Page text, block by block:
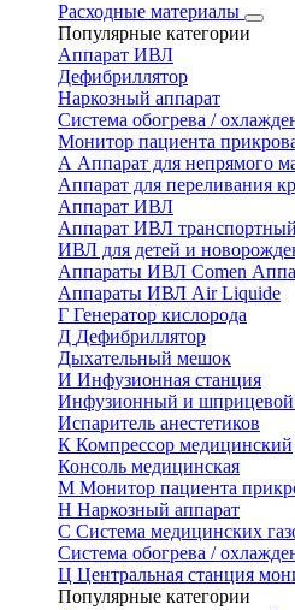
Расходные материалы
Популярные категории
Аппарат ИВЛ
Дефибриллятор
Наркозный аппарат
Система обогрева /
Монитор пациента
А Аппарат для непрямого
Аппарат для переливания
Аппарат ИВЛ
Аппарат ИВЛ
ИВЛ для детей и
Аппараты ИВЛ Comen
Аппараты ИВЛ Air Liquide
Г Генератор кислорода
Д Дефибриллятор
Дыхательный мешок
И Инфузионная станция
Инфузионный и шприцевой
Испаритель анестетиков
К Компрессор медицинский
Консоль медицинская
М Монитор пациента
Н Наркозный аппарат
С Система медицинских
Система обогрева /
Ц Центральная станция
Популярные категории